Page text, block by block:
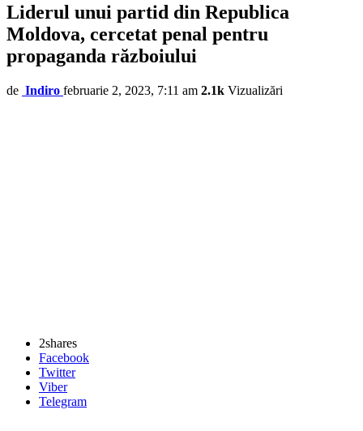
Liderul unui partid din Republica
Moldova, cercetat penal pentru
propaganda războiului
de Indiro februarie 2, 2023, 7:11 am 2.1k Vizualizări
2shares
Facebook
Twitter
Viber
Telegram